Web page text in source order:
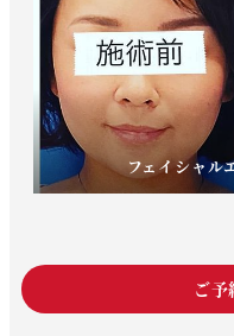
フェイシャル
ご